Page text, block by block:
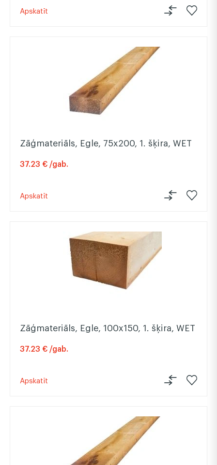
Apskatīt
Zāģmateriāls, Egle, 75x200, 1. šķira, WET
37.23 € /gab.
Apskatīt
Zāģmateriāls, Egle, 100x150, 1. šķira, WET
37.23 € /gab.
Apskatīt